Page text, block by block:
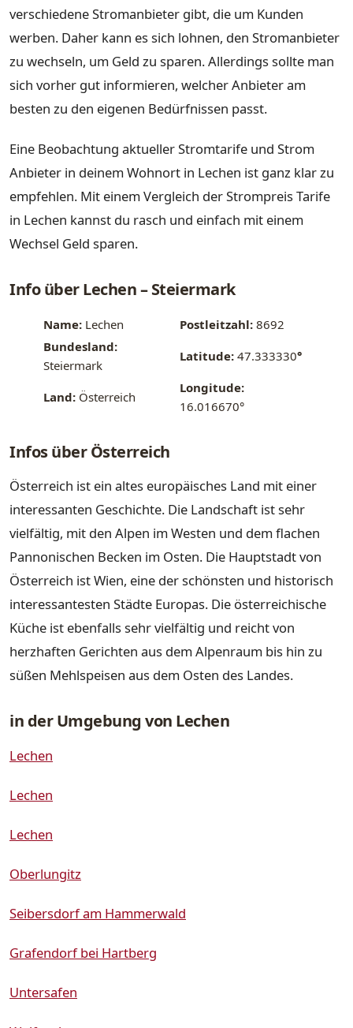
verschiedene Stromanbieter gibt, die um Kunden
werben. Daher kann es sich lohnen, den Stromanbieter
zu wechseln, um Geld zu sparen. Allerdings sollte man
sich vorher gut informieren, welcher Anbieter am
besten zu den eigenen Bedürfnissen passt.
Eine Beobachtung aktueller Stromtarife und Strom
Anbieter in deinem Wohnort in Lechen ist ganz klar zu
empfehlen. Mit einem Vergleich der Strompreis Tarife
in Lechen kannst du rasch und einfach mit einem
Wechsel Geld sparen.
Info über Lechen – Steiermark
Name: Lechen Postleitzahl: 8692
Bundesland:
Steiermark
Latitude: 47.333330°
Land: Österreich
Longitude:
16.016670°
Infos über Österreich
Österreich ist ein altes europäisches Land mit einer
interessanten Geschichte. Die Landschaft ist sehr
vielfältig, mit den Alpen im Westen und dem flachen
Pannonischen Becken im Osten. Die Hauptstadt von
Österreich ist Wien, eine der schönsten und historisch
interessantesten Städte Europas. Die österreichische
Küche ist ebenfalls sehr vielfältig und reicht von
herzhaften Gerichten aus dem Alpenraum bis hin zu
süßen Mehlspeisen aus dem Osten des Landes.
in der Umgebung von Lechen
Lechen
Lechen
Lechen
Oberlungitz
Seibersdorf am Hammerwald
Grafendorf bei Hartberg
Untersafen